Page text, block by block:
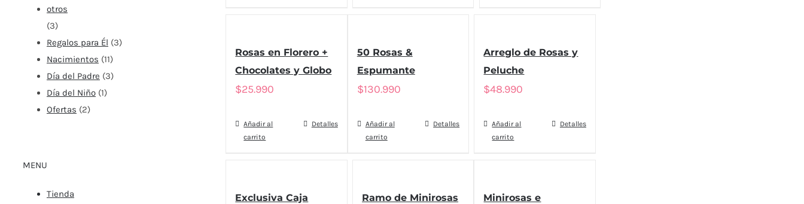
Rosas en Florero +
Chocolates y Globo
$25.990
Añadir al
carrito
Detalles
50 Rosas &
Espumante
$130.990
Añadir al
carrito
Detalles
Arreglo de Rosas y
Peluche
$48.990
Añadir al
carrito
Detalles
Exclusiva Caja
Ramo de Minirosas
Minirosas e
otros
(3)
Regalos para Él (3)
Nacimientos (11)
Día del Padre (3)
Día del Niño (1)
Ofertas (2)
MENU
Tienda